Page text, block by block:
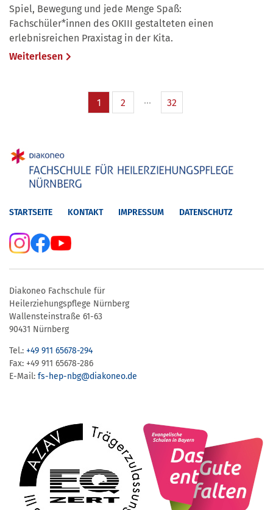
Spiel, Bewegung und jede Menge Spaß:
Fachschüler*innen des OKIII gestalteten einen
erlebnisreichen Praxistag in der Kita.
Weiterlesen
1 2 32
STARTSEITE KONTAKT IMPRESSUM DATENSCHUTZ
Diakoneo Fachschule für
Heilerziehungspflege Nürnberg
Wallensteinstraße 61-63
90431 Nürnberg
Tel.: +49 911 65678-294
Fax: +49 911 65678-286
E-Mail: fs-hep-nbg​@diakoneo.de